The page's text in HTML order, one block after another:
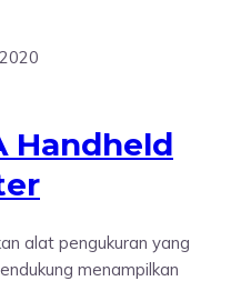
Handheld
alat pengukuran yang
menampilkan